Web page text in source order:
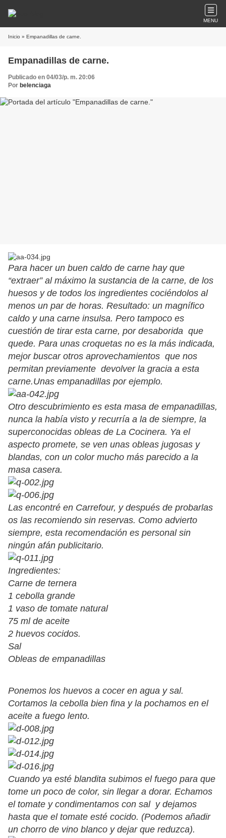
MENU
Inicio » Empanadillas de carne.
Empanadillas de carne.
Publicado en 04/03/p. m. 20:06
Por belenciaga
Para hacer un buen caldo de carne hay que
“extraer” al máximo la sustancia de la carne, de los
huesos y de todos los ingredientes cociéndolos al
menos un par de horas. Resultado: un magnífico
caldo y una carne insulsa. Pero tampoco es
cuestión de tirar esta carne, por desaborida que
quede. Para unas croquetas no es la más indicada,
mejor buscar otros aprovechamientos que nos
permitan previamente devolver la gracia a esta
carne.Unas empanadillas por ejemplo.
Otro descubrimiento es esta masa de empanadillas,
nunca la había visto y recurría a la de siempre, la
superconocidas obleas de La Cocinera. Ya el
aspecto promete, se ven unas obleas jugosas y
blandas, con un color mucho más parecido a la
masa casera.
Las encontré en Carrefour, y después de probarlas
os las recomiendo sin reservas. Como advierto
siempre, esta recomendación es personal sin
ningún afán publicitario.
Ingredientes:
Carne de ternera
1 cebolla grande
1 vaso de tomate natural
75 ml de aceite
2 huevos cocidos.
Sal
Obleas de empanadillas
Ponemos los huevos a cocer en agua y sal.
Cortamos la cebolla bien fina y la pochamos en el
aceite a fuego lento.
Cuando ya esté blandita subimos el fuego para que
tome un poco de color, sin llegar a dorar. Echamos
el tomate y condimentamos con sal y dejamos
hasta que el tomate esté cocido. (Podemos añadir
un chorro de vino blanco y dejar que reduzca).